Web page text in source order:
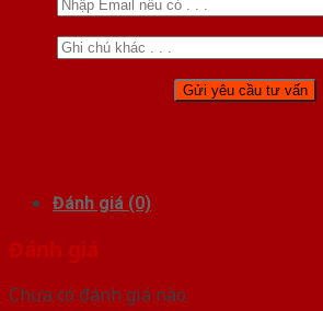
Đánh giá (0)
Đánh giá
Chưa có đánh giá nào.